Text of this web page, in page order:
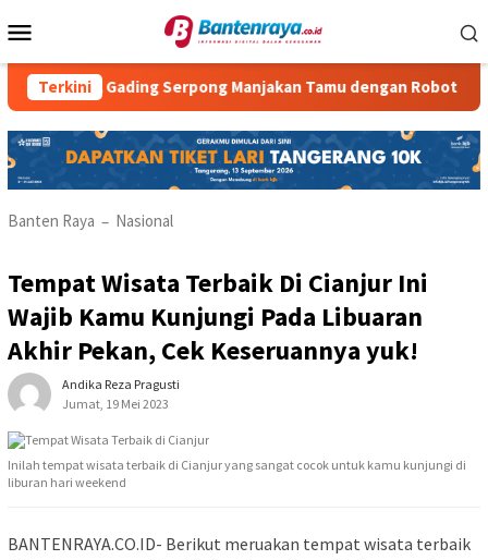
ke
Mobile
Terkini
Serpong Manjakan Tamu dengan Robot Waiter
Banten Raya – Nasional
Tempat Wisata Terbaik Di Cianjur Ini
Wajib Kamu Kunjungi Pada Libuaran
Akhir Pekan, Cek Keseruannya yuk!
Andika Reza Pragusti
Jumat, 19 Mei 2023
Inilah tempat wisata terbaik di Cianjur yang sangat cocok untuk kamu kunjungi di
liburan hari weekend
BANTENRAYA.CO.ID- Berikut meruakan tempat wisata terbaik